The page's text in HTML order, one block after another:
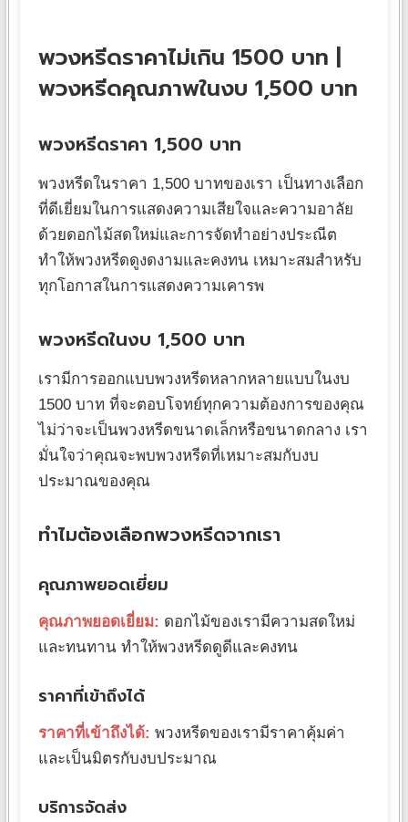
พวงหรีดราคาไม่เกิน 1500 บาท |
พวงหรีดคุณภาพในงบ 1,500 บาท
พวงหรีดราคา 1,500 บาท
พวงหรีดในราคา 1,500 บาทของเรา เป็นทางเลือก
ที่ดีเยี่ยมในการแสดงความเสียใจและความอาลัย
ด้วยดอกไม้สดใหม่และการจัดทำอย่างประณีต
ทำให้พวงหรีดดูงดงามและคงทน เหมาะสมสำหรับ
ทุกโอกาสในการแสดงความเคารพ
พวงหรีดในงบ 1,500 บาท
เรามีการออกแบบพวงหรีดหลากหลายแบบในงบ
1500 บาท ที่จะตอบโจทย์ทุกความต้องการของคุณ
ไม่ว่าจะเป็นพวงหรีดขนาดเล็กหรือขนาดกลาง เรา
มั่นใจว่าคุณจะพบพวงหรีดที่เหมาะสมกับงบ
ประมาณของคุณ
ทำไมต้องเลือกพวงหรีดจากเรา
คุณภาพยอดเยี่ยม
คุณภาพยอดเยี่ยม: ดอกไม้ของเรามีความสดใหม่
และทนทาน ทำให้พวงหรีดดูดีและคงทน
ราคาที่เข้าถึงได้
ราคาที่เข้าถึงได้: พวงหรีดของเรามีราคาคุ้มค่า
และเป็นมิตรกับงบประมาณ
บริการจัดส่ง